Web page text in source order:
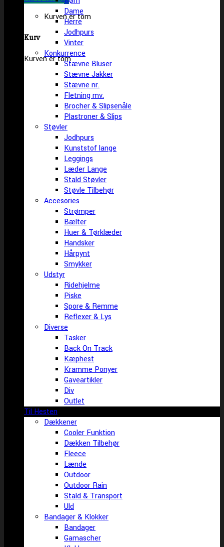
Kurven er tom
Kurv
Kurven er tom
Dame
Herre
Jodhpurs
Vinter
Konkurrence
Stævne Bluser
Stævne Jakker
Stævne nr.
Fletning mv.
Brocher & Slipsenåle
Plastroner & Slips
Støvler
Jodhpurs
Kunststof lange
Leggings
Læder Lange
Stald Støvler
Støvle Tilbehør
Accesories
Strømper
Bælter
Huer & Tørklæder
Handsker
Hårpynt
Smykker
Udstyr
Ridehjelme
Piske
Spore & Remme
Reflexer & Lys
Diverse
Tasker
Back On Track
Kæphest
Kramme Ponyer
Gaveartikler
Div
Outlet
Til Hesten
Dækkener
Cooler Funktion
Dækken Tilbehør
Fleece
Lænde
Outdoor
Outdoor Rain
Stald & Transport
Uld
Bandager & Klokker
Bandager
Gamascher